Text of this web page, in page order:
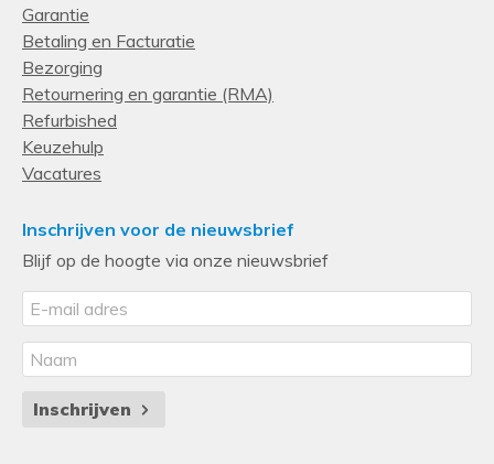
Garantie
Betaling en Facturatie
Bezorging
Retournering en garantie (RMA)
Refurbished
Keuzehulp
Vacatures
Inschrijven voor de nieuwsbrief
Blijf op de hoogte via onze nieuwsbrief
Inschrijven